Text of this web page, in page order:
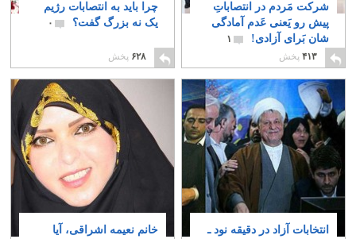
شرکت مَردم در انتصاباتِ
پیش رو یَعنی عَدم آمادگی
شان بَرای آزادی!
۱
۴۱۳ پخش
چرا باید به انتصابات رژیم
یک نه بزرگ گفت؟
۰
۶۲۸ پخش
انتخابات آزاد در دقیقه نود ـ
خانم نعیمه اشراقی، آیا